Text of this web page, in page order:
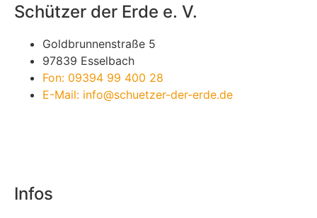
Schützer der Erde e. V.
Goldbrunnenstraße 5
97839 Esselbach
Fon: 09394 99 400 28
E-Mail: info@schuetzer-der-erde.de
Infos